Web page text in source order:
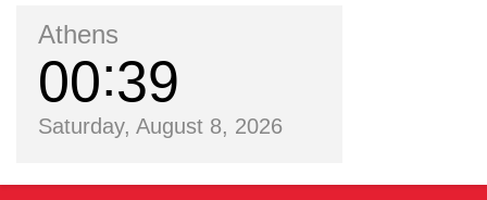
Athens
00 39
Saturday, August 8, 2026